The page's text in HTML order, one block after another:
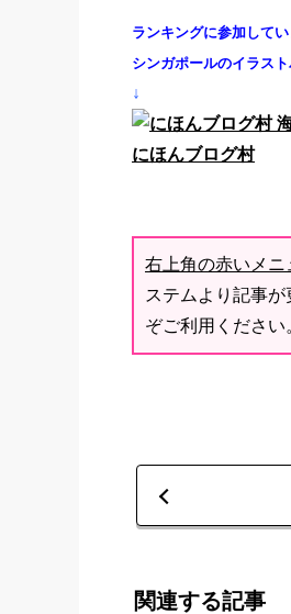
ランキングに参加して
シンガポールのイラス
↓
にほんブログ村
右上角の赤いメ
ステムより記事
ぞご利用ください
関連する記事